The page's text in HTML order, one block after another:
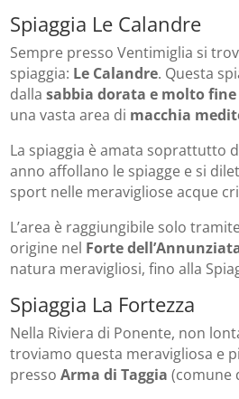
Spiaggia Le Calandre
Sempre presso Ventimiglia si
spiaggia: Le Calandre. Questa
dallasabbia dorata e molto fine
una vasta area di macchia
La spiaggia è amata soprattutto
anno affollano le spiagge e si
sport nelle meravigliose acque
L’area è raggiungibile solo
origine nel Forte
natura meravigliosi, fino alla
Spiaggia La Fortezza
Nella Riviera di Ponente, non
troviamo questa meravigliosa e
pressoArma di Taggia (comune